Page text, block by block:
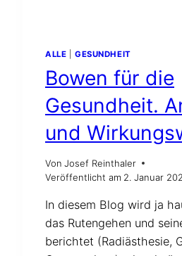
ALLE GESUNDHEIT
Bowen für die
Gesundheit.
und
Von Josef Reinthaler
Veröffentlicht am 2. Januar
In diesem Blog wird ja
das Rutengehen und
berichtet (Radiästhesie,